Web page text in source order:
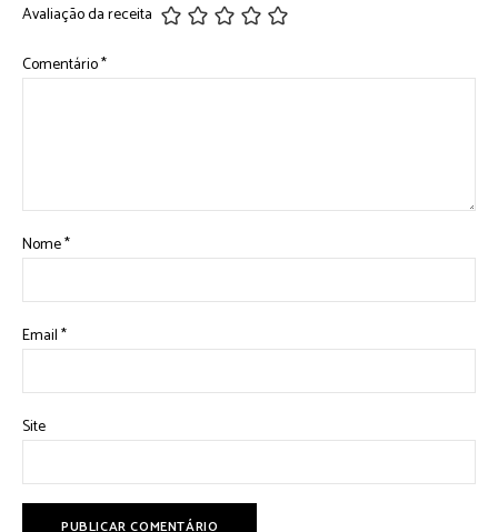
Avaliação da receita
Comentário*
Nome*
Email*
Site